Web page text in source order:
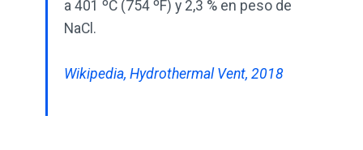
a 401 ºC (754 ºF) y 2,3 % en peso de
NaCl.
Wikipedia, Hydrothermal Vent, 2018